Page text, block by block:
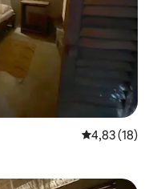
4,83 de uma
4,83 (18)